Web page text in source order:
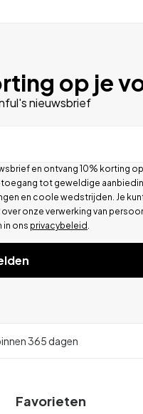
op je
nieuwsbrief
en ontvang 10% korting
tot geweldige
en coole wedstrijden. Je
onze verwerking van
in ons privacybeleid
365 dagen
Favorieten